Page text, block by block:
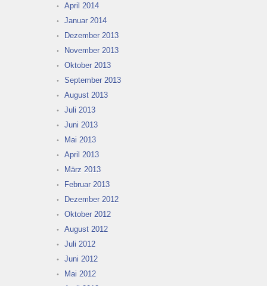
April 2014
Januar 2014
Dezember 2013
November 2013
Oktober 2013
September 2013
August 2013
Juli 2013
Juni 2013
Mai 2013
April 2013
März 2013
Februar 2013
Dezember 2012
Oktober 2012
August 2012
Juli 2012
Juni 2012
Mai 2012